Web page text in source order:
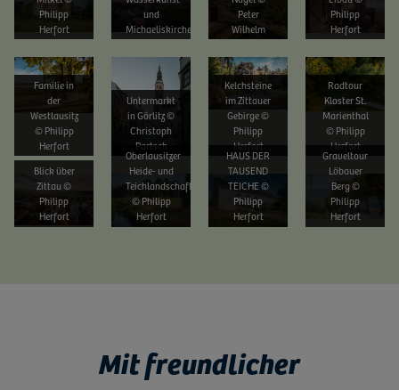
Philipp
Herfort
und
Michaeliskirche
Peter
Wilhelm
Philipp
Herfort
Bild vergrößern
Familie in
der
Westlausitz
© Philipp
Herfort
Bild vergrößern
Untermarkt
in Görlitz ©
Christoph
Partsch
Bild vergrößern
Kelchsteine
im Zittauer
Gebirge ©
Philipp
Herfort
Bild vergrößern
Radtour
Kloster St.
Marienthal
© Philipp
Herfort
Bild vergrößern
Blick über
Zittau ©
Philipp
Herfort
Bild vergrößern
Oberlausitzer
Heide- und
Teichlandschaft
© Philipp
Herfort
Bild vergrößern
HAUS DER
TAUSEND
TEICHE ©
Philipp
Herfort
Bild vergrößern
Graveltour
Löbauer
Berg ©
Philipp
Herfort
Mit freundlicher